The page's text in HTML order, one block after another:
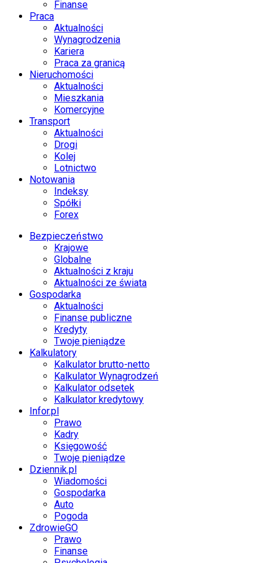
Finanse
Praca
Aktualności
Wynagrodzenia
Kariera
Praca za granicą
Nieruchomości
Aktualności
Mieszkania
Komercyjne
Transport
Aktualności
Drogi
Kolej
Lotnictwo
Notowania
Indeksy
Spółki
Forex
Bezpieczeństwo
Krajowe
Globalne
Aktualności z kraju
Aktualności ze świata
Gospodarka
Aktualności
Finanse publiczne
Kredyty
Twoje pieniądze
Kalkulatory
Kalkulator brutto-netto
Kalkulator Wynagrodzeń
Kalkulator odsetek
Kalkulator kredytowy
Infor.pl
Prawo
Kadry
Księgowość
Twoje pieniądze
Dziennik.pl
Wiadomości
Gospodarka
Auto
Pogoda
ZdrowieGO
Prawo
Finanse